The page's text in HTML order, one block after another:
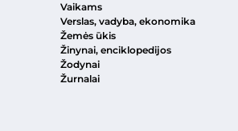
Vaikams
Verslas, vadyba, ekonomika
Žemės ūkis
Žinynai, enciklopedijos
Žodynai
Žurnalai